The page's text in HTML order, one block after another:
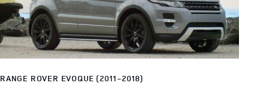
RANGE ROVER EVOQUE (2011-2018)